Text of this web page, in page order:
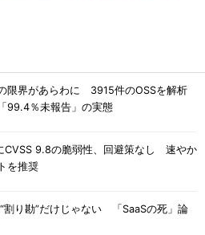
限界があらわに 3915件のOSSを解析
99.4％未報告」の実態
CVSS 9.8の脆弱性、回避策なし 速やか
を推奨
割り勘”だけじゃない 「SaaSの死」論